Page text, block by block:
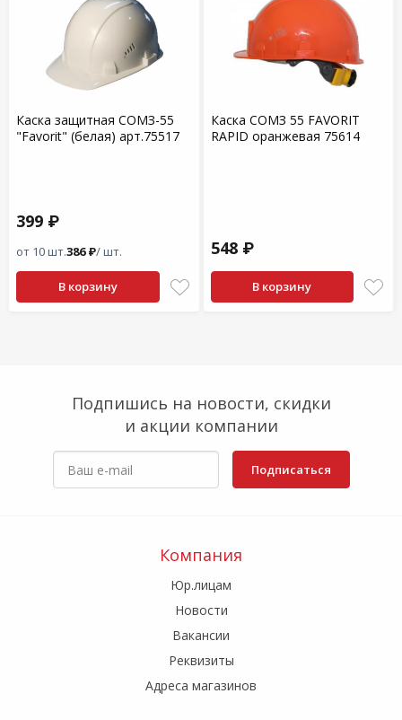
Каска защитная СОМЗ-55
"Favorit" (белая) арт.75517
399 ₽
от 10 шт.386 ₽/ шт.
В корзину
Каска СОМЗ 55 FAVORIT
RAPID оранжевая 75614
548 ₽
В корзину
Подпишись на новости, скидки
и акции компании
Подписаться
Компания
Юр.лицам
Новости
Вакансии
Реквизиты
Адреса магазинов